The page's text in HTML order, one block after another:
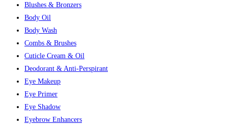
Blushes & Bronzers
Body Oil
Body Wash
Combs & Brushes
Cuticle Cream & Oil
Deodorant & Anti-Perspirant
Eye Makeup
Eye Primer
Eye Shadow
Eyebrow Enhancers